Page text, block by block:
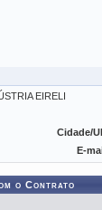
EIRELI
Cidade/
E-
o Contrato